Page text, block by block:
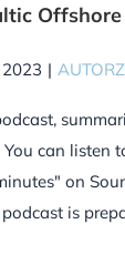
|
can listen
on
is